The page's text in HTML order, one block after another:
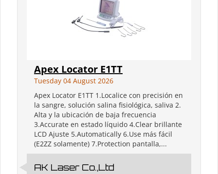
Apex Locator E1TT
Tuesday 04 August 2026
Apex Locator E1TT 1.Localice con precisión en
la sangre, solución salina fisiológica, saliva 2.
Alta y la ubicación de baja frecuencia
3.Accurate en estado líquido 4.Clear brillante
LCD Ajuste 5.Automatically 6.Use más fácil
(E2ZZ solamente) 7.Protection pantalla,...
AK Laser Co.,Ltd